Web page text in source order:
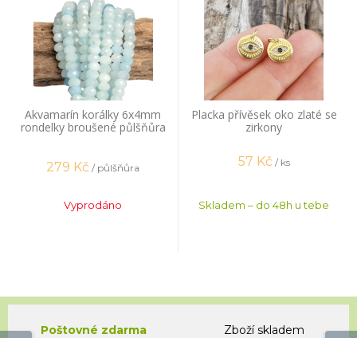
Akvamarín korálky 6x4mm
rondelky broušené půlšňůra
279 Kč / půlšňůra
Vyprodáno
Placka přívěsek oko zlaté se
zirkony
57 Kč / ks
Skladem – do 48h u tebe
Poštovné zdarma
Zboží skladem